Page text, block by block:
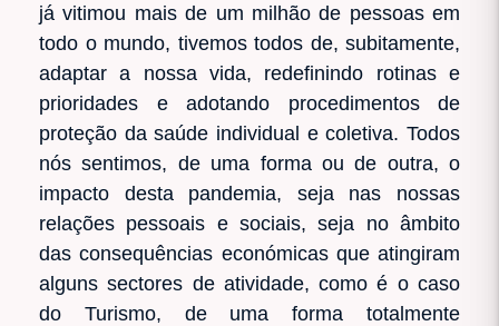
já vitimou mais de um milhão de pessoas em
todo o mundo, tivemos todos de, subitamente,
adaptar a nossa vida, redefinindo rotinas e
prioridades e adotando procedimentos de
proteção da saúde individual e coletiva. Todos
nós sentimos, de uma forma ou de outra, o
impacto desta pandemia, seja nas nossas
relações pessoais e sociais, seja no âmbito
das consequências económicas que atingiram
alguns sectores de atividade, como é o caso
do Turismo, de uma forma totalmente